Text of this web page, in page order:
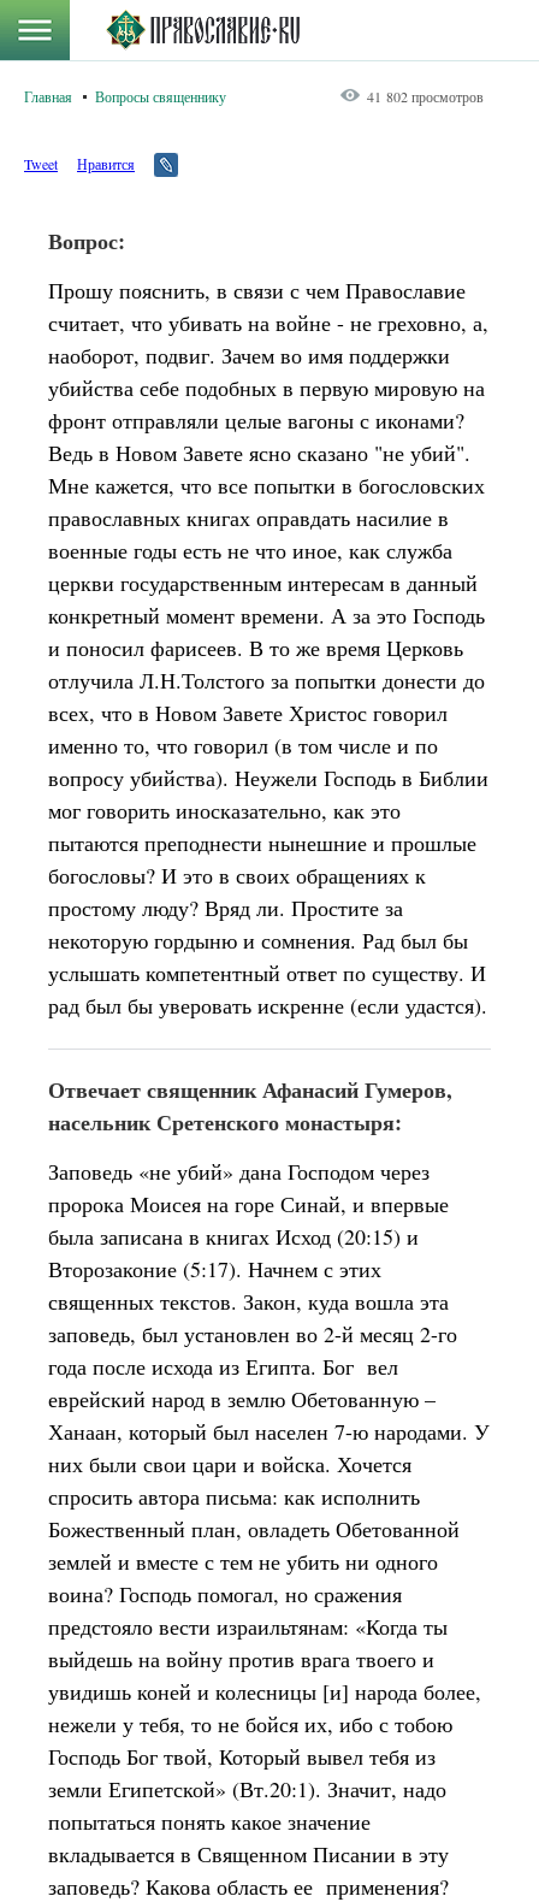
Главная Вопросы священнику 41 802 просмотров
Tweet Нравится
Вопрос:
Прошу пояснить, в связи с чем Православие
считает, что убивать на войне - не греховно, а,
наоборот, подвиг. Зачем во имя поддержки
убийства себе подобных в первую мировую на
фронт отправляли целые вагоны с иконами?
Ведь в Новом Завете ясно сказано "не убий".
Мне кажется, что все попытки в богословских
православных книгах оправдать насилие в
военные годы есть не что иное, как служба
церкви государственным интересам в данный
конкретный момент времени. А за это Господь
и поносил фарисеев. В то же время Церковь
отлучила Л.Н.Толстого за попытки донести до
всех, что в Новом Завете Христос говорил
именно то, что говорил (в том числе и по
вопросу убийства). Неужели Господь в Библии
мог говорить иносказательно, как это
пытаются преподнести нынешние и прошлые
богословы? И это в своих обращениях к
простому люду? Вряд ли. Простите за
некоторую гордыню и сомнения. Рад был бы
услышать компетентный ответ по существу. И
рад был бы уверовать искренне (если удастся).
Отвечает священник Афанасий Гумеров,
насельник Сретенского монастыря:
Заповедь «не убий» дана Господом через
пророка Моисея на горе Синай, и впервые
была записана в книгах Исход (20:15) и
Второзаконие (5:17). Начнем с этих
священных текстов. Закон, куда вошла эта
заповедь, был установлен во 2-й месяц 2-го
года после исхода из Египта. Бог вел
еврейский народ в землю Обетованную –
Ханаан, который был населен 7-ю народами. У
них были свои цари и войска. Хочется
спросить автора письма: как исполнить
Божественный план, овладеть Обетованной
землей и вместе с тем не убить ни одного
воина? Господь помогал, но сражения
предстояло вести израильтянам: «Когда ты
выйдешь на войну против врага твоего и
увидишь коней и колесницы [и] народа более,
нежели у тебя, то не бойся их, ибо с тобою
Господь Бог твой, Который вывел тебя из
земли Египетской» (Вт.20:1). Значит, надо
попытаться понять какое значение
вкладывается в Священном Писании в эту
заповедь? Какова область ее применения?